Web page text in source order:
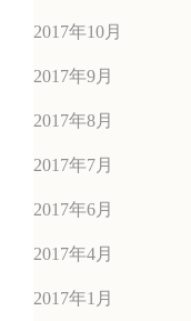
2017年10月
2017年9月
2017年8月
2017年7月
2017年6月
2017年4月
2017年1月